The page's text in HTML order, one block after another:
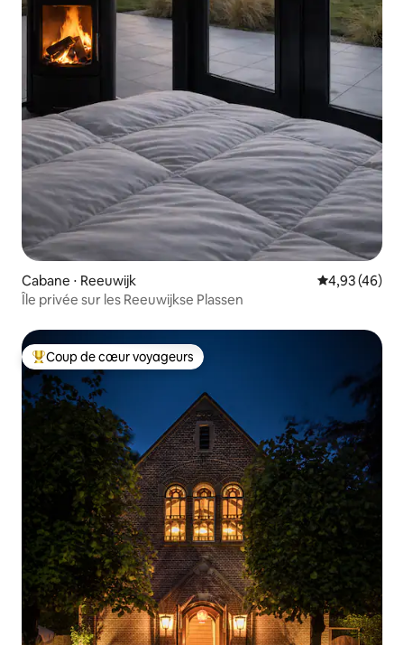
Cabane ⋅ Reeuwijk Évaluation
4,93 (46)
Île privée sur les Reeuwijkse Plassen
Coups de cœur voyageurs les plus appréciés
Coup de cœur voyageurs